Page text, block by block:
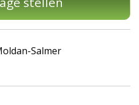
Salmer